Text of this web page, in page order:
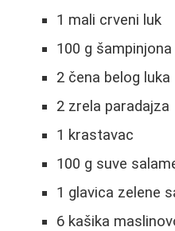
1 mali crveni luk
100 g šampinjona
2 čena belog luka
2 zrela paradajza
1 krastavac
100 g suve
1 glavica zelene
6 kašika